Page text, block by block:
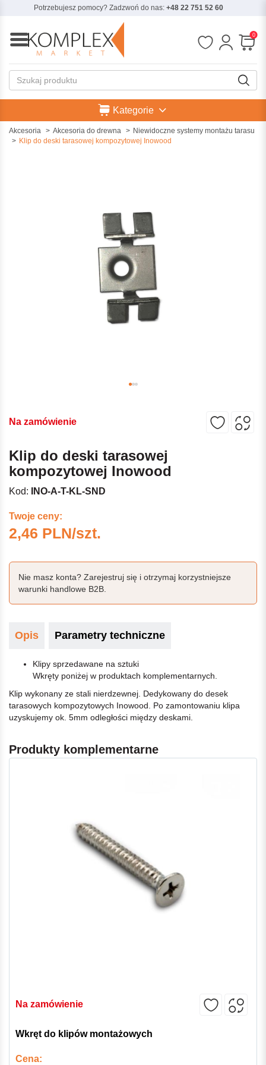
Potrzebujesz pomocy? Zadzwoń do nas: +48 22 751 52 60
0
Kategorie
Akcesoria Akcesoria do drewna
Niewidoczne systemy montażu tarasu
Klip do deski tarasowej kompozytowej Inowood
Na zamówienie
Klip do deski tarasowej
kompozytowej Inowood
Kod: INO-A-T-KL-SND
Twoje ceny:
2,46 PLN/szt.
Nie masz konta? Zarejestruj się i otrzymaj korzystniejsze
warunki handlowe B2B.
Opis Parametry techniczne
Klipy sprzedawane na sztuki
Wkręty poniżej w produktach komplementarnych.
Klip wykonany ze stali nierdzewnej. Dedykowany do desek
tarasowych kompozytowych Inowood. Po zamontowaniu klipa
uzyskujemy ok. 5mm odległości między deskami.
Produkty komplementarne
Na zamówienie
Wkręt do klipów montażowych
Cena: